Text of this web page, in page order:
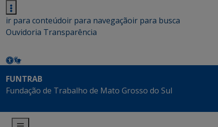
ir para conteúdoir para navegaçãoir para busca
Ouvidoria Transparência
FUNTRAB
Fundação de Trabalho de Mato Grosso do Sul